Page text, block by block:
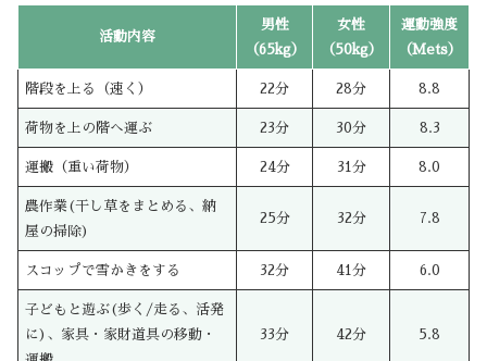
活動内容
男性
（65kg）
女性
（50kg）
運動強度
（Mets）
階段を上る（速く） 22分 28分 8.8
荷物を上の階へ運ぶ 23分 30分 8.3
運搬（重い荷物） 24分 31分 8.0
農作業(干し草をまとめる、納
屋の掃除)
25分 32分 7.8
スコップで雪かきをする 32分 41分 6.0
子どもと遊ぶ(歩く/走る、活発
に)、家具・家財道具の移動・
33分 42分 5.8